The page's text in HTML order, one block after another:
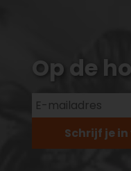
Op de
Schrijf je